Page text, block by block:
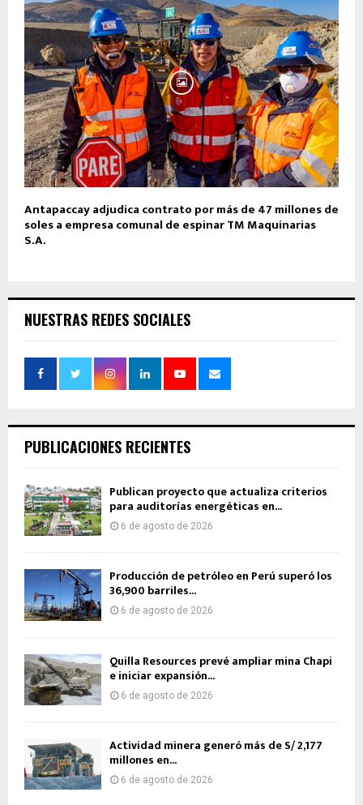
Antapaccay adjudica contrato por más de 47 millones de
soles a empresa comunal de espinar TM Maquinarias
S.A.
NUESTRAS REDES SOCIALES
PUBLICACIONES RECIENTES
Publican proyecto que actualiza criterios
para auditorías energéticas en...
6 de agosto de 2026
Producción de petróleo en Perú superó los
36,900 barriles...
6 de agosto de 2026
Quilla Resources prevé ampliar mina Chapi
e iniciar expansión...
6 de agosto de 2026
Actividad minera generó más de S/ 2,177
millones en...
6 de agosto de 2026